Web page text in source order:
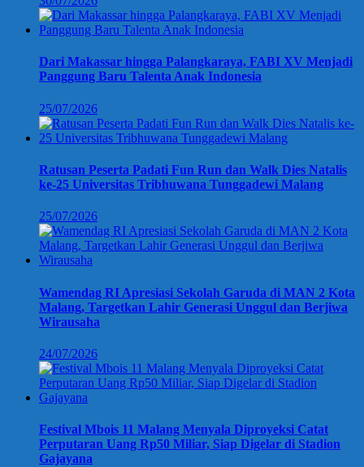
Dari Makassar hingga Palangkaraya, FABI XV Menjadi
Panggung Baru Talenta Anak Indonesia
25/07/2026
Ratusan Peserta Padati Fun Run dan Walk Dies Natalis
ke-25 Universitas Tribhuwana Tunggadewi Malang
25/07/2026
Wamendag RI Apresiasi Sekolah Garuda di MAN 2 Kota
Malang, Targetkan Lahir Generasi Unggul dan Berjiwa
Wirausaha
24/07/2026
Festival Mbois 11 Malang Menyala Diproyeksi Catat
Perputaran Uang Rp50 Miliar, Siap Digelar di Stadion
Gajayana